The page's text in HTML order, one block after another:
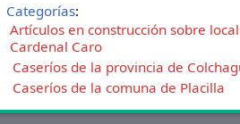
Categorías:
Artículos en construcción sobre
Cardenal Caro
Caseríos de la provincia de
Caseríos de la comuna de Placilla